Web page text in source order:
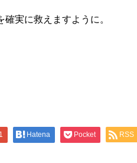
実に救えますように。
Hatena Pocket RSS